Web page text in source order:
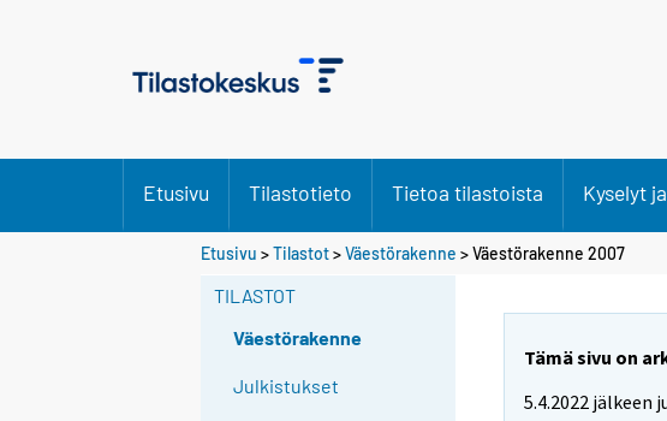
Etusivu Tilastotieto Tietoa tilastoista Kyselyt
Etusivu >Tilastot>Väestörakenne > Väestörakenne 2007
TILASTOT
Väestörakenne
Julkistukset
Tämä sivu on
5.4.2022